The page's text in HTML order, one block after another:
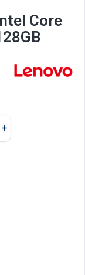
Core